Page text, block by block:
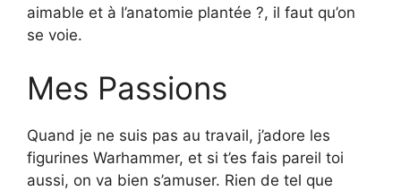
aimable et à l’anatomie plantée ?, il faut qu’on
se voie.
Mes Passions
Quand je ne suis pas au travail, j’adore les
figurines Warhammer, et si t’es fais pareil toi
aussi, on va bien s’amuser. Rien de tel que